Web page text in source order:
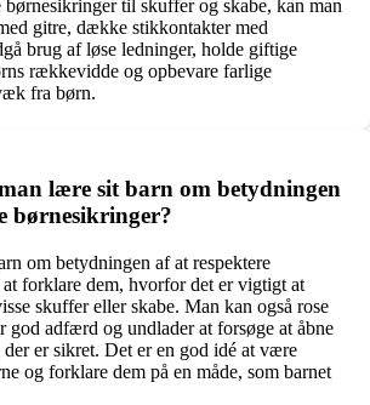
til skuffer og skabe, kan man
gitre, dække stikkontakter med
brug af løse ledninger, holde giftige
rækkevidde og opbevare farlige
fra børn.
lære sit barn om betydningen
børnesikringer?
om betydningen af at respektere
forklare dem, hvorfor det er vigtigt at
skuffer eller skabe. Man kan også rose
god adfærd og undlader at forsøge at åbne
er sikret. Det er en god idé at være
og forklare dem på en måde, som barnet